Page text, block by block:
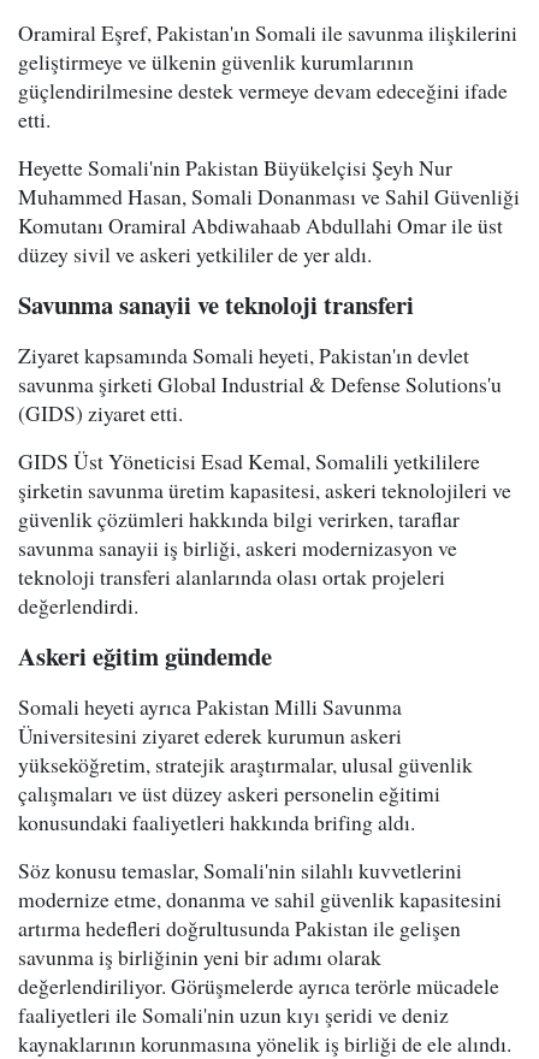
Oramiral Eşref, Pakistan'ın Somali ile savunma ilişkilerini
geliştirmeye ve ülkenin güvenlik kurumlarının
güçlendirilmesine destek vermeye devam edeceğini ifade
etti.
Heyette Somali'nin Pakistan Büyükelçisi Şeyh Nur
Muhammed Hasan, Somali Donanması ve Sahil Güvenliği
Komutanı Oramiral Abdiwahaab Abdullahi Omar ile üst
düzey sivil ve askeri yetkililer de yer aldı.
Savunma sanayii ve teknoloji transferi
Ziyaret kapsamında Somali heyeti, Pakistan'ın devlet
savunma şirketi Global Industrial & Defense Solutions'u
(GIDS) ziyaret etti.
GIDS Üst Yöneticisi Esad Kemal, Somalili yetkililere
şirketin savunma üretim kapasitesi, askeri teknolojileri ve
güvenlik çözümleri hakkında bilgi verirken, taraflar
savunma sanayii iş birliği, askeri modernizasyon ve
teknoloji transferi alanlarında olası ortak projeleri
değerlendirdi.
Askeri eğitim gündemde
Somali heyeti ayrıca Pakistan Milli Savunma
Üniversitesini ziyaret ederek kurumun askeri
yükseköğretim, stratejik araştırmalar, ulusal güvenlik
çalışmaları ve üst düzey askeri personelin eğitimi
konusundaki faaliyetleri hakkında brifing aldı.
Söz konusu temaslar, Somali'nin silahlı kuvvetlerini
modernize etme, donanma ve sahil güvenlik kapasitesini
artırma hedefleri doğrultusunda Pakistan ile gelişen
savunma iş birliğinin yeni bir adımı olarak
değerlendiriliyor. Görüşmelerde ayrıca terörle mücadele
faaliyetleri ile Somali'nin uzun kıyı şeridi ve deniz
kaynaklarının korunmasına yönelik iş birliği de ele alındı.